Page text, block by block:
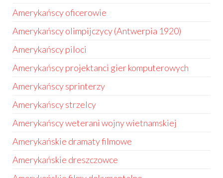
Amerykańscy oficerowie
Amerykańscy olimpijczycy (Antwerpia 1920)
Amerykańscy piloci
Amerykańscy projektanci gier komputerowych
Amerykańscy sprinterzy
Amerykańscy strzelcy
Amerykańscy weterani wojny wietnamskiej
Amerykańskie dramaty filmowe
Amerykańskie dreszczowce